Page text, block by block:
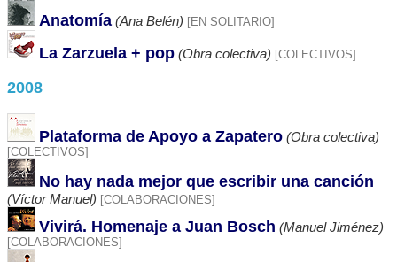
Anatomía (Ana Belén) [EN SOLITARIO]
La Zarzuela + pop (Obra colectiva) [COLECTIVOS]
2008
Plataforma de Apoyo a Zapatero (Obra colectiva)
[COLECTIVOS]
No hay nada mejor que escribir una canción
(Víctor Manuel) [COLABORACIONES]
Vivirá. Homenaje a Juan Bosch (Manuel Jiménez)
[COLABORACIONES]